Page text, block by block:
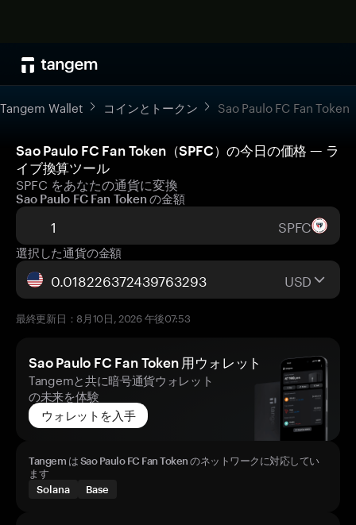
Tangem Wallet コインとトークン Sao Paulo FC Fan Token
Sao Paulo FC Fan Token（SPFC）の今日の価格 — ラ
イブ換算ツール
SPFC をあなたの通貨に変換
Sao Paulo FC Fan Token の金額
SPFC
選択した通貨の金額
USD
最終更新日：8月10日, 2026 午後07:53
Sao Paulo FC Fan Token 用ウォレット
Tangemと共に暗号通貨ウォレット
の未来を体験
ウォレットを入手
Tangem は Sao Paulo FC Fan Token のネットワークに対応してい
ます
Solana
Base